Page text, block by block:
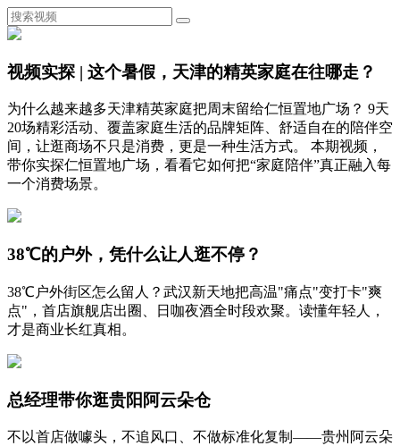
视频实探 | 这个暑假，天津的精英家庭在往哪走？
为什么越来越多天津精英家庭把周末留给仁恒置地广场？ 9天
20场精彩活动、覆盖家庭生活的品牌矩阵、舒适自在的陪伴空
间，让逛商场不只是消费，更是一种生活方式。 本期视频，
带你实探仁恒置地广场，看看它如何把“家庭陪伴”真正融入每
一个消费场景。
38℃的户外，凭什么让人逛不停？
38℃户外街区怎么留人？武汉新天地把高温"痛点"变打卡"爽
点"，首店旗舰店出圈、日咖夜酒全时段欢聚。读懂年轻人，
才是商业长红真相。
总经理带你逛贵阳阿云朵仓
不以首店做噱头，不追风口、不做标准化复制——贵州阿云朵